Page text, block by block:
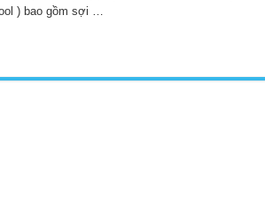
) bao gồm sợi …